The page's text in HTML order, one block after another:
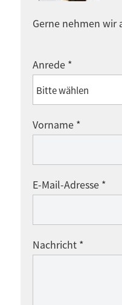
Gerne nehmen wir
Anrede *
Vorname *
E-Mail-Adresse *
Nachricht *